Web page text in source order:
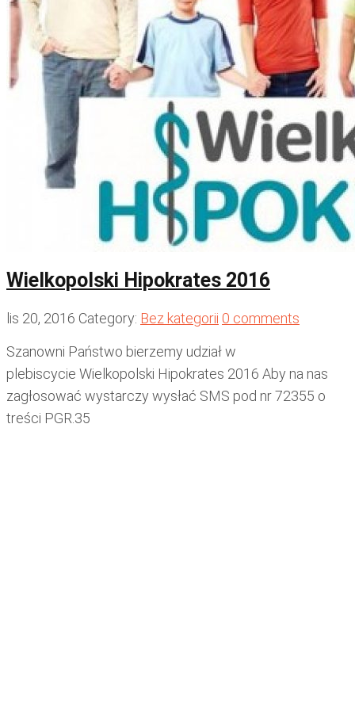
Wielkopolski Hipokrates 2016
lis 20, 2016 Category: Bez kategorii 0 comments
Szanowni Państwo bierzemy udział w
plebiscycie Wielkopolski Hipokrates 2016 Aby na nas
zagłosować wystarczy wysłać SMS pod nr 72355 o
treści PGR.35